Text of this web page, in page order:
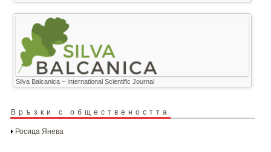
Silva Balcanica – International Scientific Journal
Връзки с обществеността
Росица Янева